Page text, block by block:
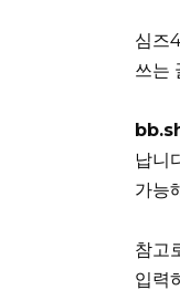
심즈
쓰는
납니
가능
참고
입력